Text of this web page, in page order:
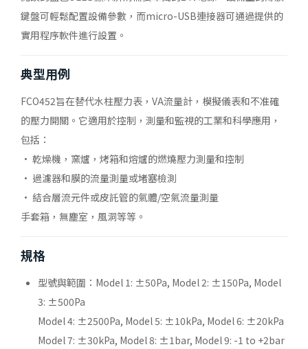
鍵盤可輕鬆配置設備參數，而micro-USB連接器可通過提供的
實用程序軟件進行設置。
典型用例
FCO452旨在替代水柱壓力表，VA流量計，模擬儀表和不准確
的壓力開關。它適用於控制，測量和監視的工業和科學應用，
包括：
• 乾燥機，窯爐，烤箱和熔爐的燃燒壓力測量和控制
• 過濾器和膜的流量測量或堵塞檢測
• 結合層流元件或皮託管的氣體/空氣流量測量
手套箱，無塵室，風洞等等。
規格
型號與範圍：Model 1: ±50Pa, Model 2: ±150Pa, Model
3: ±500Pa
Model 4: ±2500Pa, Model 5: ±10kPa, Model 6: ±20kPa
Model 7: ±30kPa, Model 8: ±1bar, Model 9: -1 to +2bar